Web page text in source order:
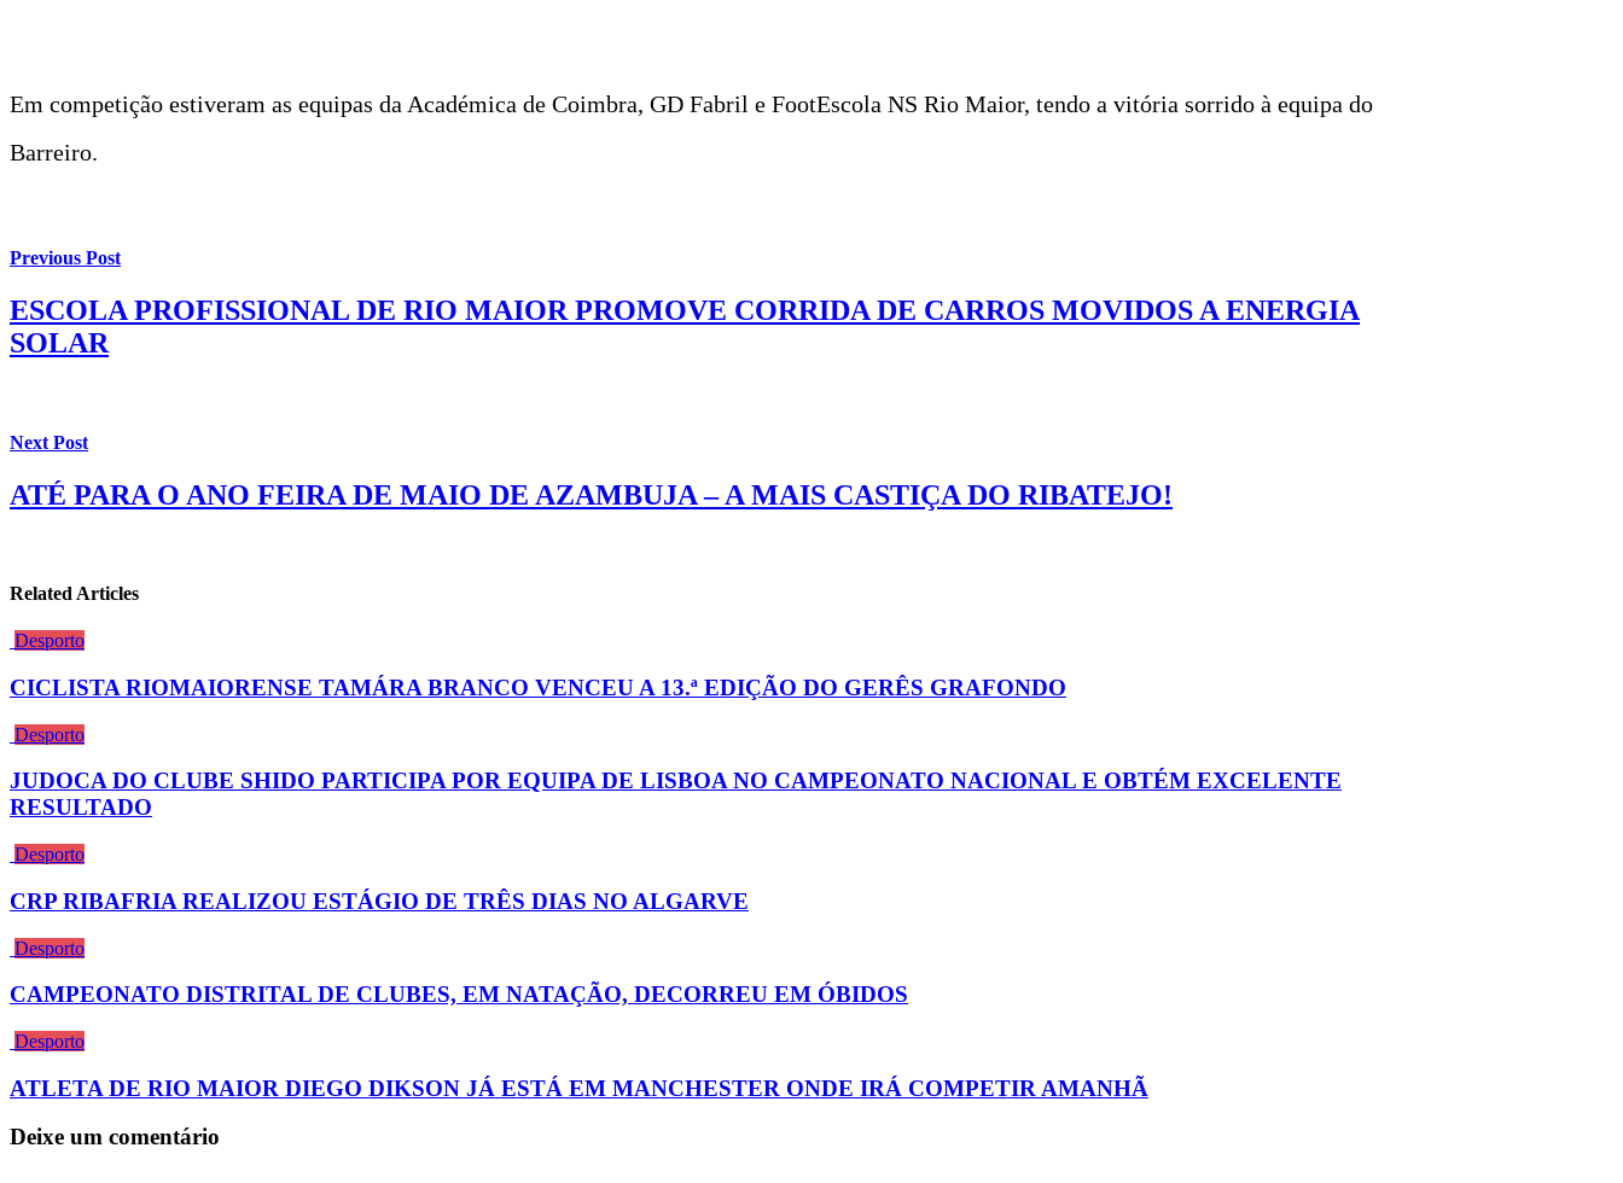
Em competição estiveram as equipas da Académica de Coimbra, GD Fabril e FootEscola NS Rio Maior, tendo a vitória sorrido à equipa do
Barreiro.
Previous Post
ESCOLA PROFISSIONAL DE RIO MAIOR PROMOVE CORRIDA DE CARROS MOVIDOS A ENERGIA
SOLAR
Next Post
ATÉ PARA O ANO FEIRA DE MAIO DE AZAMBUJA – A MAIS CASTIÇA DO RIBATEJO!
Related Articles
Desporto
CICLISTA RIOMAIORENSE TAMÁRA BRANCO VENCEU A 13.ª EDIÇÃO DO GERÊS GRAFONDO
Desporto
JUDOCA DO CLUBE SHIDO PARTICIPA POR EQUIPA DE LISBOA NO CAMPEONATO NACIONAL E OBTÉM EXCELENTE
RESULTADO
Desporto
CRP RIBAFRIA REALIZOU ESTÁGIO DE TRÊS DIAS NO ALGARVE
Desporto
CAMPEONATO DISTRITAL DE CLUBES, EM NATAÇÃO, DECORREU EM ÓBIDOS
Desporto
ATLETA DE RIO MAIOR DIEGO DIKSON JÁ ESTÁ EM MANCHESTER ONDE IRÁ COMPETIR AMANHÃ
Deixe um comentário